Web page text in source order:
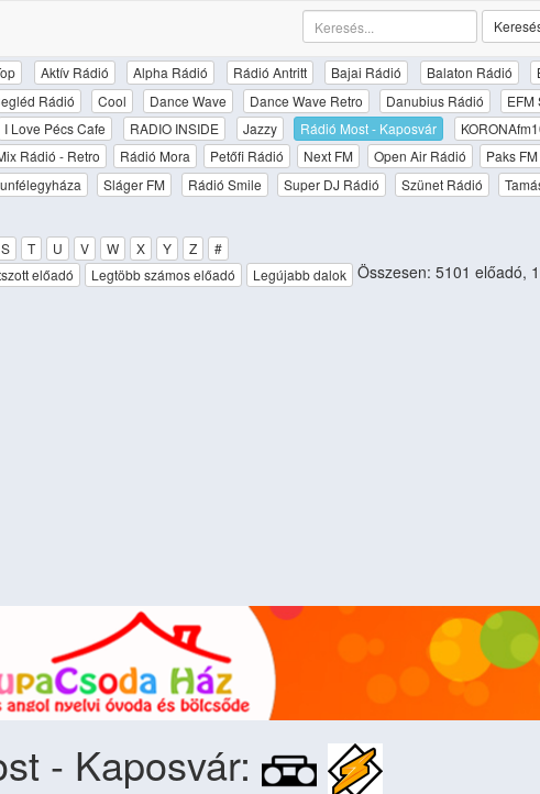
Aktív Rádió Alpha Rádió Rádió Antritt Bajai Rádió Balaton Rádió
Rádió Cool Dance Wave Dance Wave Retro Danubius Rádió EFM
I Love Pécs Cafe RADIO INSIDE Jazzy Rádió Most - Kaposvár
Rádió - Retro Rádió Mora Petőfi Rádió Next FM Open Air Rádió Paks FM
Sláger FM Rádió Smile Super DJ Rádió Szünet Rádió
S T U V W X Y Z
#
előadó Legtöbb számos előadó Legújabb dalok Összesen: 5101 előadó,
- Kaposvár: